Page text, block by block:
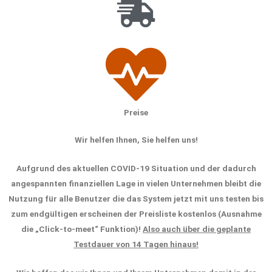
Preise
Wir helfen Ihnen, Sie helfen uns!
Aufgrund des aktuellen COVID-19 Situation und der dadurch
angespannten finanziellen Lage in vielen Unternehmen bleibt die
Nutzung für alle Benutzer die das System jetzt mit uns testen bis
zum endgültigen erscheinen der Preisliste kostenlos (Ausnahme
die „Click-to-meet“ Funktion)! Also auch über die geplante
Testdauer von 14 Tagen hinaus!